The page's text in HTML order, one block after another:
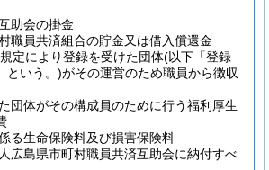
助会の掛金
職員共済組合の貯金又は借入償還金
定により登録を受けた団体(以下「登録
という。)がその運営のため職員から徴収
団体がその構成員のために行う福利厚生
る生命保険料及び損害保険料
広島県市町村職員共済互助会に納付すべ